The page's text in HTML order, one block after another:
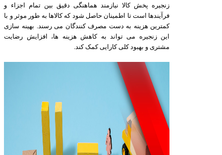
زنجیره پخش کالا نیازمند هماهنگی دقیق بین تمام اجزاء و
فرآیندها است تا اطمینان حاصل شود که کالاها به طور موثر و با
کمترین هزینه به دست مصرف کنندگان می رسند. بهینه سازی
این زنجیره می تواند به کاهش هزینه ها، افزایش رضایت
مشتری و بهبود کلی کارایی کمک کند.